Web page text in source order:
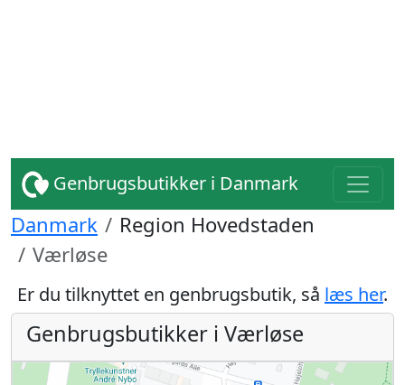
Genbrugsbutikker i Danmark
Danmark
Region Hovedstaden
Værløse
Er du tilknyttet en genbrugsbutik, så læs her.
Genbrugsbutikker i Værløse